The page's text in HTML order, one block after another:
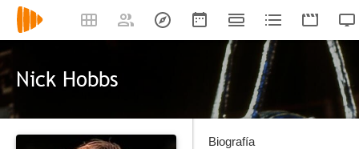
Nick Hobbs
Biografía